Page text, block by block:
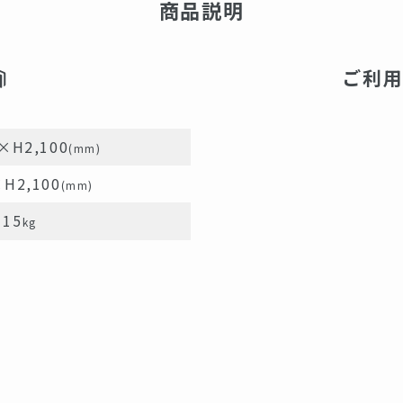
商品説明
(mm)
(mm)
15kg
ご利